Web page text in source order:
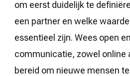
om eerst duidelijk te
een partner en welke
essentieel zijn. Wees open
communicatie, zowel online
bereid om nieuwe mensen